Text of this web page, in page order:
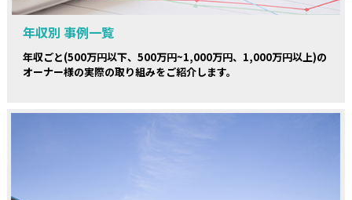
年収別 事例一覧
年収ごと(500万円以下、500万円~1,000万円、1,000万円以上)の
オーナー様の実際の取り組みをご紹介します。